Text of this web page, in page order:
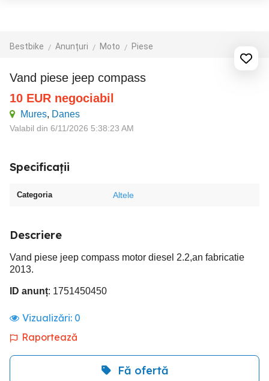
Bestbike Anunțuri Moto Piese
Vand piese jeep compass
10 EUR negociabil
Mures, Danes
Valabil din 6/11/2026 5:38:23 AM
Specificații
Categoria Altele
Descriere
Vand piese jeep compass motor diesel 2.2,an fabricatie
2013.
ID anunț: 1751450450
Vizualizări: 0
Raportează
Fă ofertă